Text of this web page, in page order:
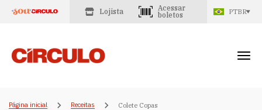
Lojista
Acessar
boletos
PTBR
Página inicial Receitas Colete Copas